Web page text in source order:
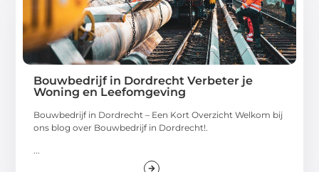
Bouwbedrijf in Dordrecht Verbeter je
Woning en Leefomgeving
Bouwbedrijf in Dordrecht – Een Kort Overzicht Welkom bij
ons blog over Bouwbedrijf in Dordrecht!.
...